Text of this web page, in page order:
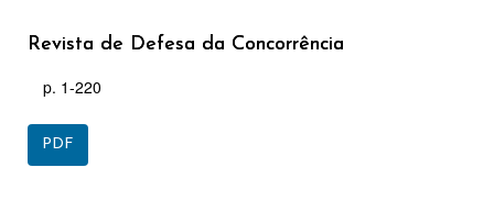
Revista de Defesa da Concorrência
p. 1-220
PDF